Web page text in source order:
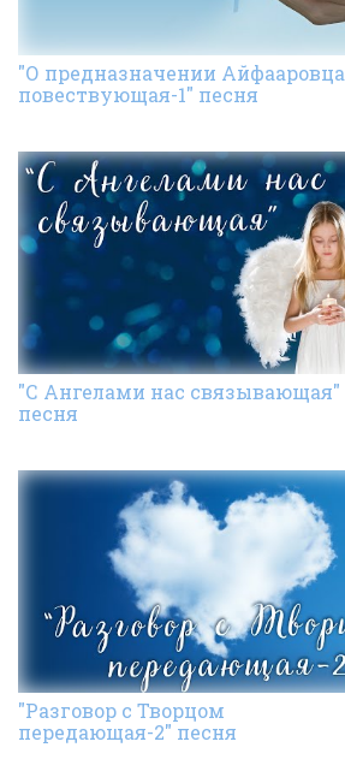
"О предназначении Айфааровца
повествующая-1" песня
"С Ангелами нас связывающая"
песня
"Разговор с Творцом
передающая-2" песня